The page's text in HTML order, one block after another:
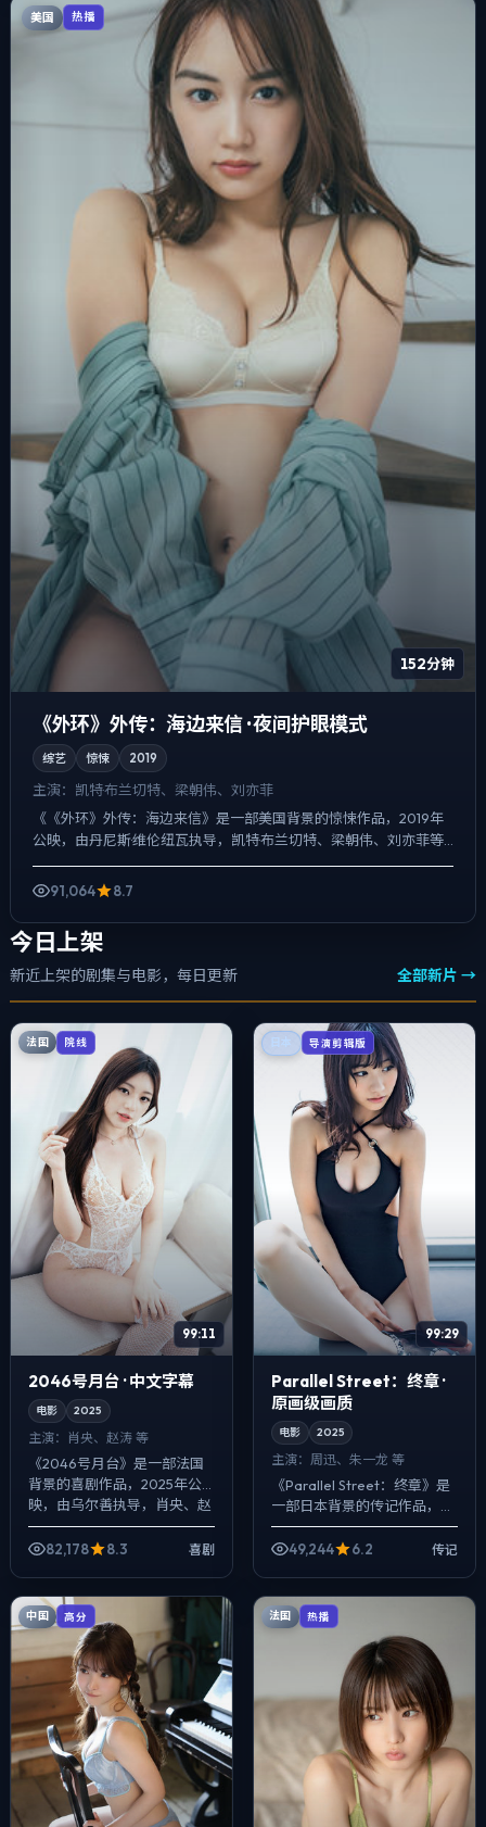
美国 热播
152分钟
《外环》外传：海边来信 · 夜间护眼模式
综艺 惊悚 2019
主演： 凯特·布兰切特、梁朝伟、刘亦菲
《《外环》外传：海边来信》是一部美国背景的惊悚作品，2019年
公映，由丹尼斯·维伦纽瓦执导，凯特·布兰切特、梁朝伟、刘亦菲等
91,064
8.7
今日上架
新近上架的剧集与电影，每日更新 全部新片 →
法国 院线
99:11
2046号月台 · 中文字幕
电影 2025
主演： 肖央、赵涛 等
《2046号月台》是一部法国
背景的喜剧作品，2025年公
映，由乌尔善执导，肖央、赵
涛、章子怡等主演。配乐克
制，关键场面反而以环境声托
82,178 8.3 喜剧
导演剪辑版
99:29
Parallel Street：终章 ·
原画级画质
电影 2025
主演： 周迅、朱一龙 等
《Parallel Street：终章》是
一部日本背景的传记作品，
2025年公映，由李安执导，
周迅、朱一龙、大鹏等主演。
49,244 6.2 传记
中国 高分 法国 热播